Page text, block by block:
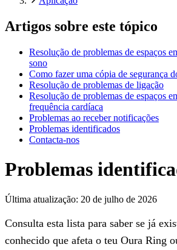
Artigos sobre este tópico
Resolução de problemas de espaços
sono
Como fazer uma cópia de segurança
Resolução de problemas de ligação
Resolução de problemas de espaços
frequência cardíaca
Problemas ao receber notificações
Problemas identificados
Contacta-nos
Problemas
Última atualização: 20 de julho de 2026
Consulta esta lista para saber se já
conhecido que afeta o teu Oura Ring